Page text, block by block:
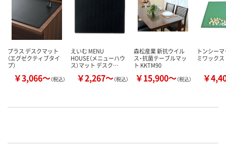
プラス デスクマット
（エグゼクティブタイ
プ）
￥3,066～（税込）
えいむ MENU
HOUSE（メニューハウ
ス）マット デスク…
￥2,267～（税込）
森松産業 新抗ウイル
ス・抗菌テーブルマッ
ト KKTM90
￥15,900～（税込）
トンシー
ミワックス
￥